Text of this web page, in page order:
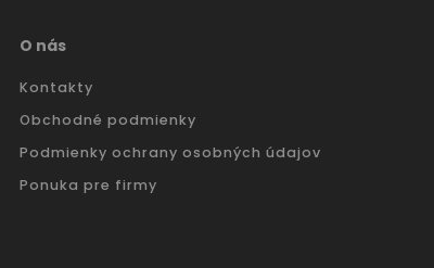
O nás
Kontakty
Obchodné podmienky
Podmienky ochrany osobných údajov
Ponuka pre firmy